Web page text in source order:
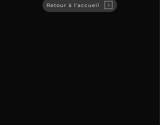
Retour à l'accueil